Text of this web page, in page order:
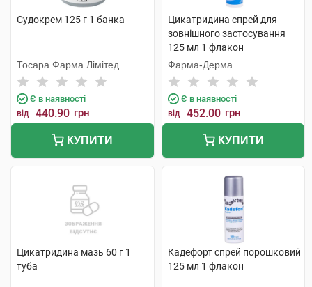
Судокрем 125 г 1 банка
Тосара Фарма Лімітед
Є в наявності
від 440.90 грн
КУПИТИ
Цикатридина спрей для
зовнішного застосування
125 мл 1 флакон
Фарма-Дерма
Є в наявності
від 452.00 грн
КУПИТИ
Цикатридина мазь 60 г 1
туба
Кадефорт спрей порошковий
125 мл 1 флакон